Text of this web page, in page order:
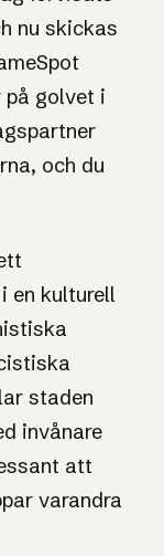
nu skickas
på golvet i
och du
en kulturell
staden
invånare
att
varandra